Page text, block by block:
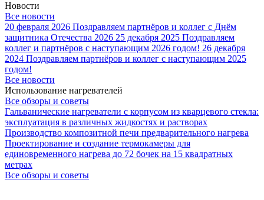
Новости
Все новости
20 февраля 2026 Поздравляем партнёров и коллег с Днём
защитника Отечества 2026 25 декабря 2025 Поздравляем
коллег и партнёров с наступающим 2026 годом! 26 декабря
2024 Поздравляем партнёров и коллег с наступающим 2025
годом!
Все новости
Использование нагревателей
Все обзоры и советы
Гальванические нагреватели с корпусом из кварцевого стекла:
эксплуатация в различных жидкостях и растворах
Производство композитной печи предварительного нагрева
Проектирование и создание термокамеры для
единовременного нагрева до 72 бочек на 15 квадратных
метрах
Все обзоры и советы